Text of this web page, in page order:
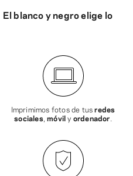
El blanco y negro elige lo
Imprimimos fotos de tusredes
sociales,móvily ordenador